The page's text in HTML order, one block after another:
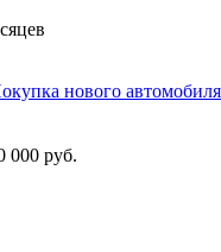
нового автомобиля
000 руб.